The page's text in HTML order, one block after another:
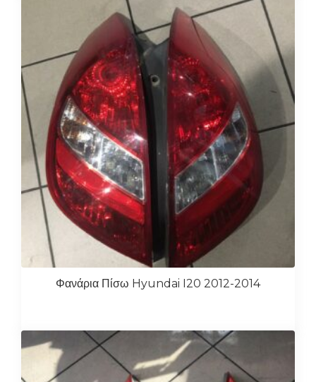
Φανάρια Πίσω Hyundai I20 2012-2014